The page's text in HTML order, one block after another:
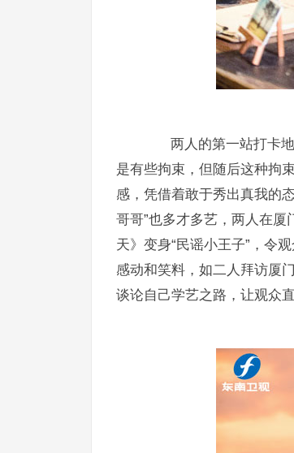
两人的第一站打卡地
是有些拘束，但随后这种拘
感，凭借着敢于秀出真我的
哥哥”也多才多艺，两人在厦
天》变身“民谣小王子”，令
感动和笑料，如二人拜访厦
谈论自己学艺之路，让观众